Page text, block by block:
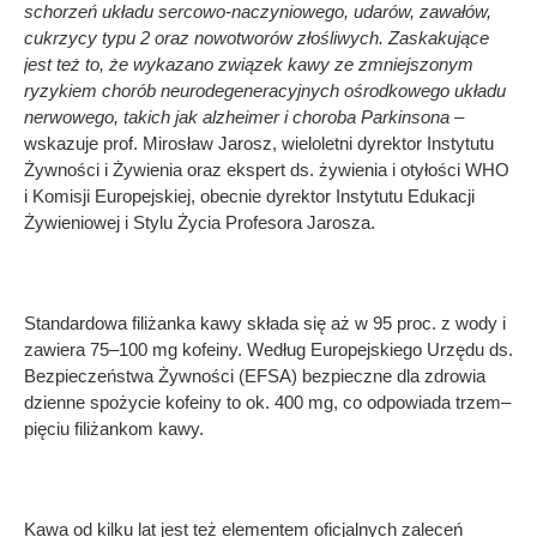
schorzeń układu sercowo-naczyniowego, udarów, zawałów,
cukrzycy typu 2 oraz nowotworów złośliwych. Zaskakujące
jest też to, że wykazano związek kawy ze zmniejszonym
ryzykiem chorób neurodegeneracyjnych ośrodkowego układu
nerwowego, takich jak alzheimer i choroba Parkinsona –
wskazuje prof. Mirosław Jarosz, wieloletni dyrektor Instytutu
Żywności i Żywienia oraz ekspert ds. żywienia i otyłości WHO
i Komisji Europejskiej, obecnie dyrektor Instytutu Edukacji
Żywieniowej i Stylu Życia Profesora Jarosza.
Standardowa filiżanka kawy składa się aż w 95 proc. z wody i
zawiera 75–100 mg kofeiny. Według Europejskiego Urzędu ds.
Bezpieczeństwa Żywności (EFSA) bezpieczne dla zdrowia
dzienne spożycie kofeiny to ok. 400 mg, co odpowiada trzem–
pięciu filiżankom kawy.
Kawa od kilku lat jest też elementem oficjalnych zaleceń